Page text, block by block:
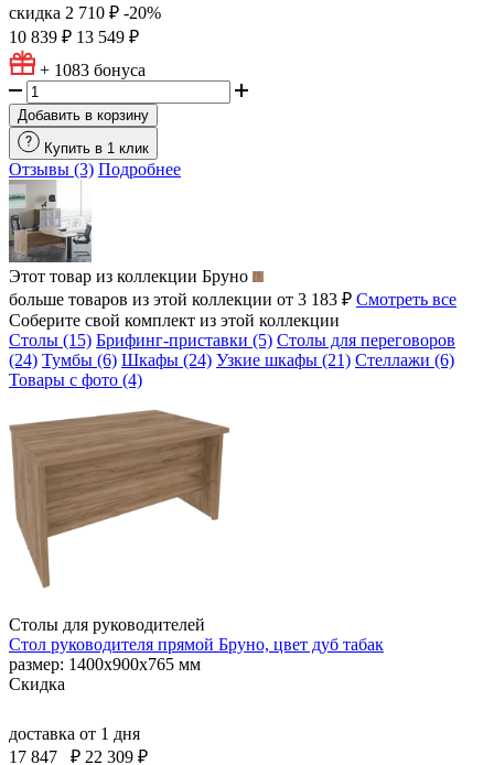
скидка 2 710 ₽ -20%
10 839 ₽ 13 549 ₽
+ 1083 бонуса
Добавить в корзину
Купить в 1 клик
Отзывы (3) Подробнее
Этот товар из коллекции Бруно
больше товаров из этой коллекции от 3 183 ₽ Смотреть все
Соберите свой комплект из этой коллекции
Столы (15) Брифинг-приставки (5) Столы для переговоров
(24) Тумбы (6) Шкафы (24) Узкие шкафы (21) Стеллажи (6)
Товары с фото (4)
Столы для руководителей
Стол руководителя прямой Бруно, цвет дуб табак
размер: 1400х900х765 мм
Скидка
доставка от 1 дня
17 847
₽ 22 309 ₽